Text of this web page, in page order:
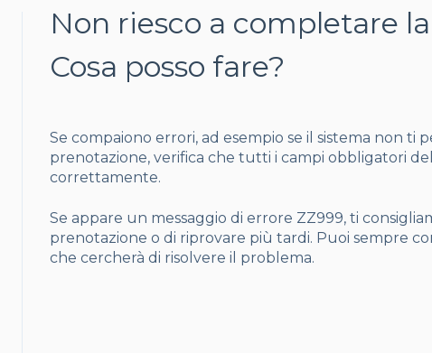
Non riesco a completare
Cosa posso fare?
Se compaiono errori, ad esempio se il sistema non ti
prenotazione, verifica che tutti i campi obbligatori
correttamente.
Se appare un messaggio di errore ZZ999, ti
prenotazione o di riprovare più tardi. Puoi sempre
che cercherà di risolvere il problema.